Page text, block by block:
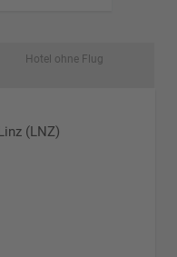
Hotel ohne Flug
(LNZ)